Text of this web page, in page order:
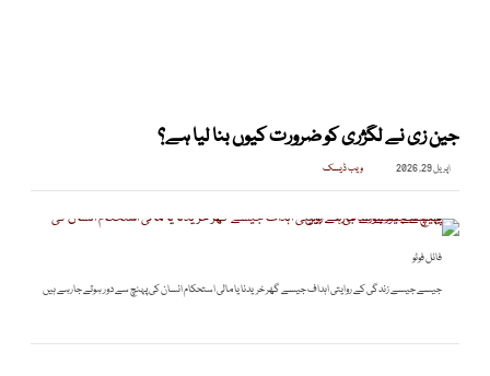
جین زی نے لگژری کو ضرورت کیوں بنا لیا ہے؟
اپریل 29, 2026 ویب ڈیسک
فائل فوٹو
جیسے جیسے زندگی کے روایتی اہداف جیسے گھر خریدنا یا مالی استحکام انسان کی پہنچ سے دور ہوتے جارہے ہیں